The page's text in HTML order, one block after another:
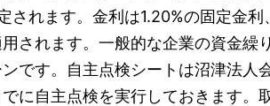
されます。金利は1.20%の固定金
されます。一般的な企業の資金繰
です。自主点検シートは沼津法人
に自主点検を実行しておきます。